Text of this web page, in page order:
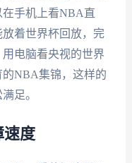
手机上看NBA直
着世界杯回放，完
电脑看央视的世界
NBA集锦，这样的
足。
速度